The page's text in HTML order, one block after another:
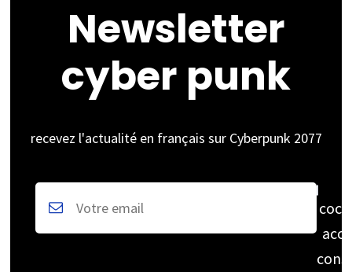
Newsletter
cyber punk
recevez l'actualité en français sur Cyberpunk 2077